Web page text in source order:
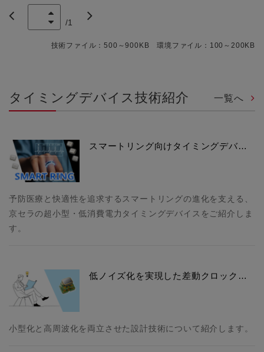
/1
技術ファイル：500～900KB 環境ファイル：100～200KB
タイミングデバイス技術紹介 一覧へ
スマートリング向けタイミングデバ…
予防医療と快適性を追求するスマートリングの進化を支える、
京セラの超小型・低消費電力タイミングデバイスをご紹介しま
す。
低ノイズ化を実現した差動クロック…
小型化と高周波化を両立させた設計技術について紹介します。